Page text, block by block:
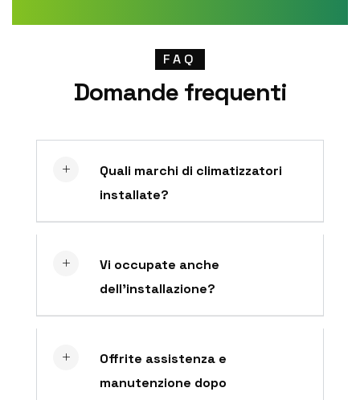
FAQ
Domande frequenti
Quali marchi di climatizzatori
installate?
Vi occupate anche
dell’installazione?
Offrite assistenza e
manutenzione dopo